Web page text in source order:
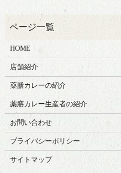
HOME
店舗紹介
薬膳カレーの紹介
薬膳カレー生産者の紹介
お問い合わせ
プライバシーポリシー
サイトマップ